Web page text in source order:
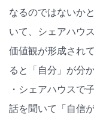
なるのではないか
いて、シェアハウ
価値観が形成され
ると「自分」が分
・シェアハウスで
話を聞いて「自信